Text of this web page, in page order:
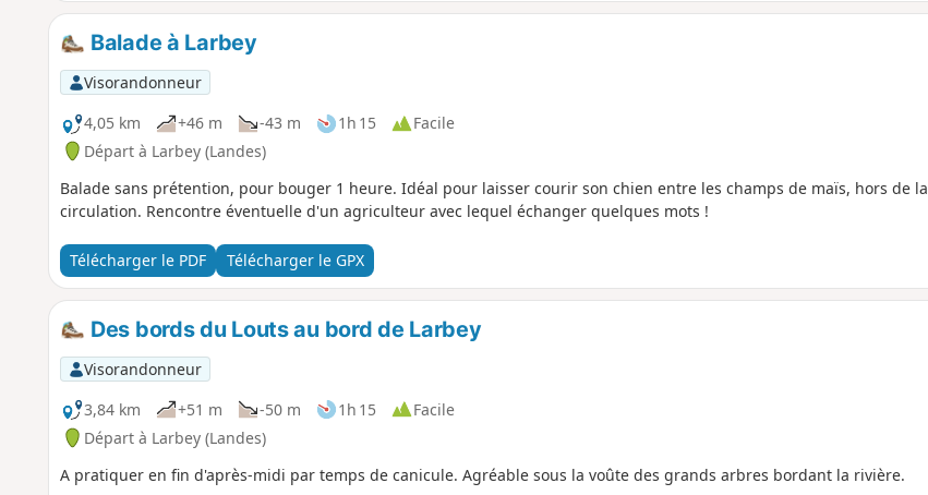
Balade à Larbey
Visorandonneur
4,05 km
+46 m -43 m 1h 15
Facile
Départ à Larbey (Landes)
Balade sans prétention, pour bouger 1 heure. Idéal pour laisser courir son chien entre les champs de maïs, hors de la
circulation. Rencontre éventuelle d'un agriculteur avec lequel échanger quelques mots !
Télécharger le PDF Télécharger le GPX
Des bords du Louts au bord de Larbey
Visorandonneur
3,84 km
+51 m -50 m 1h 15
Facile
Départ à Larbey (Landes)
A pratiquer en fin d'après-midi par temps de canicule. Agréable sous la voûte des grands arbres bordant la rivière.